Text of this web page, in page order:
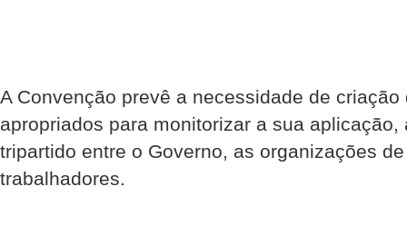
A Convenção prevê a necessidade de
apropriados para monitorizar a sua
tripartido entre o Governo, as organizações
trabalhadores.